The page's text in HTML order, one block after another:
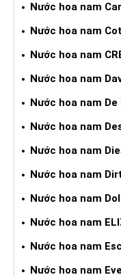
Nước hoa nam
Nước hoa nam
Nước hoa nam
Nước hoa nam
Nước hoa nam
Nước hoa nam
Nước hoa nam
Nước hoa nam
Nước hoa nam
Nước hoa nam
Nước hoa nam
Nước hoa nam